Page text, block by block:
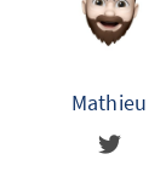
Mathieu